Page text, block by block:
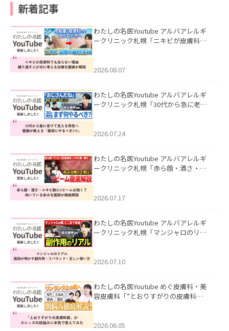
新着記事
わたしの名医Youtube アルバアレルギ
ークリニック札幌「ニキビが皮膚科で
ました。
2026.08.07
わたしの名医Youtube アルバアレルギ
ークリニック札幌「30代から急に老け
た。
2026.07.24
わたしの名医Youtube アルバアレルギ
ークリニック札幌「赤ら顔・酒さ・ニ
した。
2026.07.17
わたしの名医Youtube アルバアレルギ
ークリニック札幌「マンジャロのリア
た。
2026.07.10
わたしの名医Youtube めぐ皮膚科・美
容皮膚科「”とおりすがりの皮膚科
2026.06.05